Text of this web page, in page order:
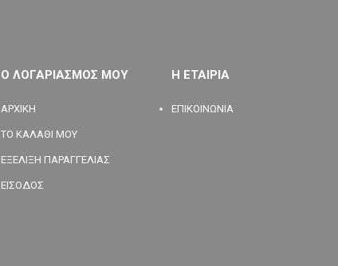
Ο ΛΟΓΑΡΙΑΣΜΟΣ ΜΟΥ
ΑΡΧΙΚΗ
ΤΟ ΚΑΛΑΘΙ ΜΟΥ
ΕΞΕΛΙΞΗ ΠΑΡΑΓΓΕΛΙΑΣ
ΕΙΣΟΔΟΣ
Η ΕΤΑΙΡΙΑ
ΕΠΙΚΟΙΝΩΝΙΑ